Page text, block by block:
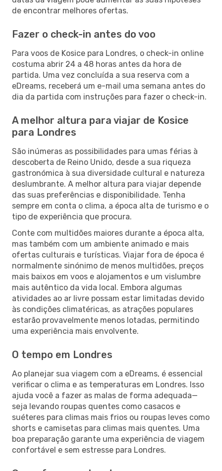
de encontrar melhores ofertas.
Fazer o check-in antes do voo
Para voos de Kosice para Londres, o check-in online
costuma abrir 24 a 48 horas antes da hora de
partida. Uma vez concluída a sua reserva com a
eDreams, receberá um e-mail uma semana antes do
dia da partida com instruções para fazer o check-in.
A melhor altura para viajar de Kosice
para Londres
São inúmeras as possibilidades para umas férias à
descoberta de Reino Unido, desde a sua riqueza
gastronómica à sua diversidade cultural e natureza
deslumbrante. A melhor altura para viajar depende
das suas preferências e disponibilidade. Tenha
sempre em conta o clima, a época alta de turismo e o
tipo de experiência que procura.
Conte com multidões maiores durante a época alta,
mas também com um ambiente animado e mais
ofertas culturais e turísticas. Viajar fora de época é
normalmente sinónimo de menos multidões, preços
mais baixos em voos e alojamentos e um vislumbre
mais autêntico da vida local. Embora algumas
atividades ao ar livre possam estar limitadas devido
às condições climatéricas, as atrações populares
estarão provavelmente menos lotadas, permitindo
uma experiência mais envolvente.
O tempo em Londres
Ao planejar sua viagem com a eDreams, é essencial
verificar o clima e as temperaturas em Londres. Isso
ajuda você a fazer as malas de forma adequada—
seja levando roupas quentes como casacos e
suéteres para climas mais frios ou roupas leves como
shorts e camisetas para climas mais quentes. Uma
boa preparação garante uma experiência de viagem
confortável e sem estresse para Londres.